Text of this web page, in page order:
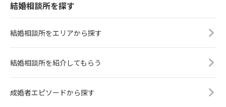
結婚相談所を探す
結婚相談所をエリアから探す
結婚相談所を紹介してもらう
成婚者エピソードから探す